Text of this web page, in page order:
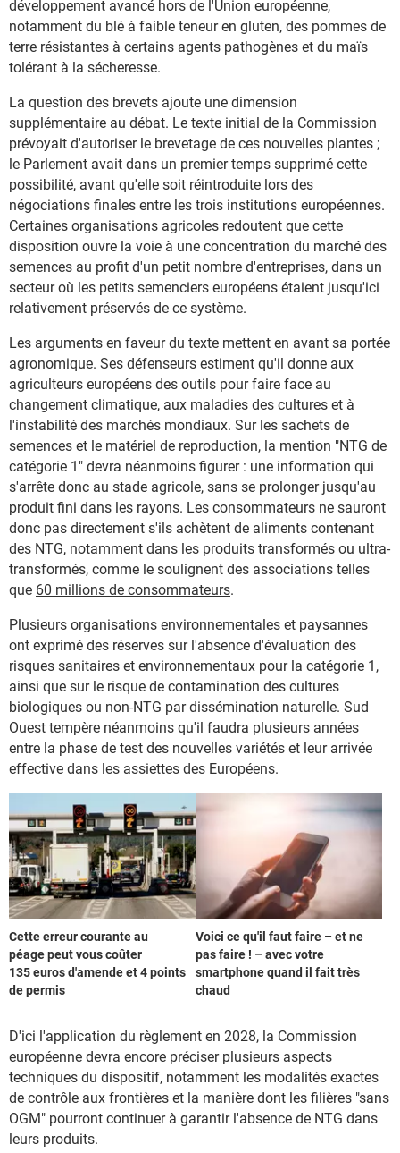
développement avancé hors de l'Union européenne,
notamment du blé à faible teneur en gluten, des pommes de
terre résistantes à certains agents pathogènes et du maïs
tolérant à la sécheresse.
La question des brevets ajoute une dimension
supplémentaire au débat. Le texte initial de la Commission
prévoyait d'autoriser le brevetage de ces nouvelles plantes ;
le Parlement avait dans un premier temps supprimé cette
possibilité, avant qu'elle soit réintroduite lors des
négociations finales entre les trois institutions européennes.
Certaines organisations agricoles redoutent que cette
disposition ouvre la voie à une concentration du marché des
semences au profit d'un petit nombre d'entreprises, dans un
secteur où les petits semenciers européens étaient jusqu'ici
relativement préservés de ce système.
Les arguments en faveur du texte mettent en avant sa portée
agronomique. Ses défenseurs estiment qu'il donne aux
agriculteurs européens des outils pour faire face au
changement climatique, aux maladies des cultures et à
l'instabilité des marchés mondiaux. Sur les sachets de
semences et le matériel de reproduction, la mention "NTG de
catégorie 1" devra néanmoins figurer : une information qui
s'arrête donc au stade agricole, sans se prolonger jusqu'au
produit fini dans les rayons. Les consommateurs ne sauront
donc pas directement s'ils achètent de aliments contenant
des NTG, notamment dans les produits transformés ou ultra-
transformés, comme le soulignent des associations telles
que 60 millions de consommateurs.
Plusieurs organisations environnementales et paysannes
ont exprimé des réserves sur l'absence d'évaluation des
risques sanitaires et environnementaux pour la catégorie 1,
ainsi que sur le risque de contamination des cultures
biologiques ou non-NTG par dissémination naturelle. Sud
Ouest tempère néanmoins qu'il faudra plusieurs années
entre la phase de test des nouvelles variétés et leur arrivée
effective dans les assiettes des Européens.
Cette erreur courante au
péage peut vous coûter
135 euros d'amende et 4 points
de permis
Voici ce qu'il faut faire – et ne
pas faire ! – avec votre
smartphone quand il fait très
chaud
D'ici l'application du règlement en 2028, la Commission
européenne devra encore préciser plusieurs aspects
techniques du dispositif, notamment les modalités exactes
de contrôle aux frontières et la manière dont les filières "sans
OGM" pourront continuer à garantir l'absence de NTG dans
leurs produits.